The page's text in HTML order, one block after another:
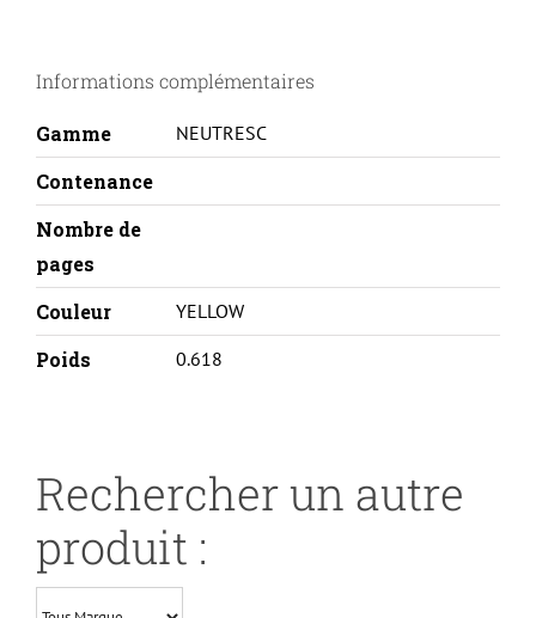
Y-
Informations complémentaires
Gamme NEUTRESC
Contenance
Nombre de
pages
Couleur
YELLOW
Poids 0.618
Rechercher un autre
produit :